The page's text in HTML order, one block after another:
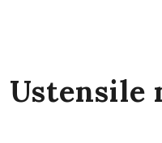
Ustensile